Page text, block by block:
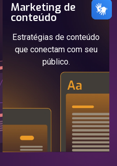
Marketing de
conteúdo
Estratégias de conteúdo
que conectam com seu
público.